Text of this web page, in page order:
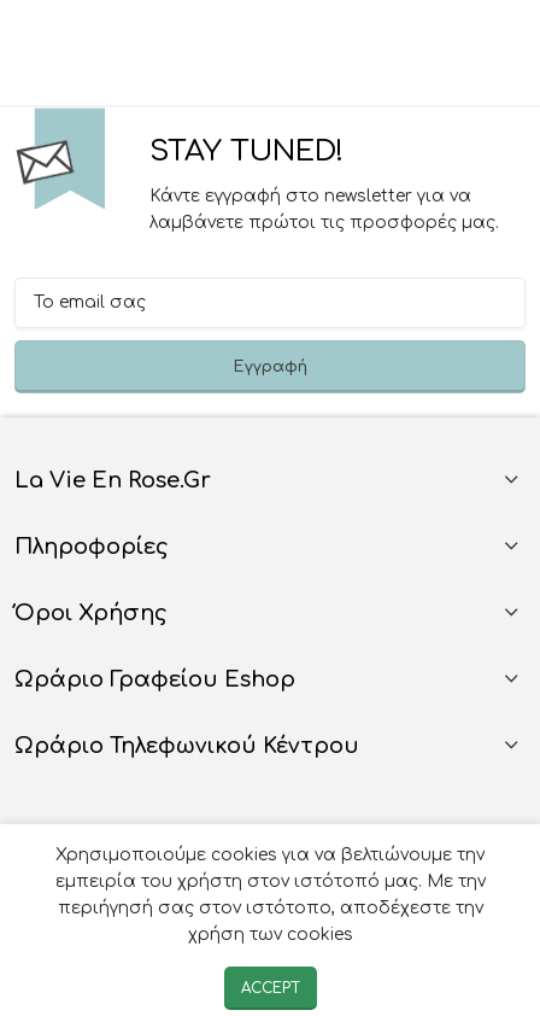
STAY TUNED!
Κάντε εγγραφή στο newsletter για να
λαμβάνετε πρώτοι τις προσφορές μας.
La Vie En Rose.gr
Πληροφορίες
Όροι Χρήσης
Ωράριο Γραφείου Eshop
Ωράριο Τηλεφωνικού Κέντρου
Οργάνωση Γάμου Βάπτισης - La Vie en Rose
Developed by e-avenue
Χρησιμοποιούμε cookies για να βελτιώνουμε την
εμπειρία του χρήστη στον ιστότοπό μας. Με την
περιήγησή σας στον ιστότοπο, αποδέχεστε την
χρήση των cookies
ACCEPT